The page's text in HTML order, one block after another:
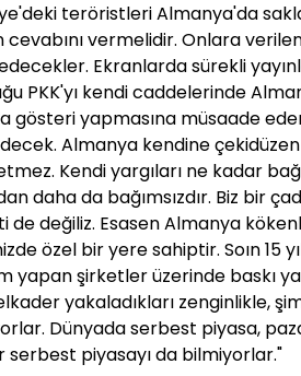
teröristleri Almanya'da
cevabını vermelidir. Onlara
Ekranlarda sürekli
PKK'yı kendi caddelerinde
gösteri yapmasına müsaade
Almanya kendine
Kendi yargıları ne kadar
daha da bağımsızdır. Biz bir
de değiliz. Esasen Almanya
özel bir yere sahiptir. Soın 15
yapan şirketler üzerinde baskı
yakaladıkları zenginlikle,
Dünyada serbest piyasa,
serbest piyasayı da bilmiyorlar."